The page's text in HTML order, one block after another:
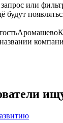
или
будут
Аромашево